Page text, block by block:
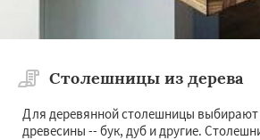
Столешницы из дерева
Для деревянной столешницы
древесины -- бук, дуб и другие.